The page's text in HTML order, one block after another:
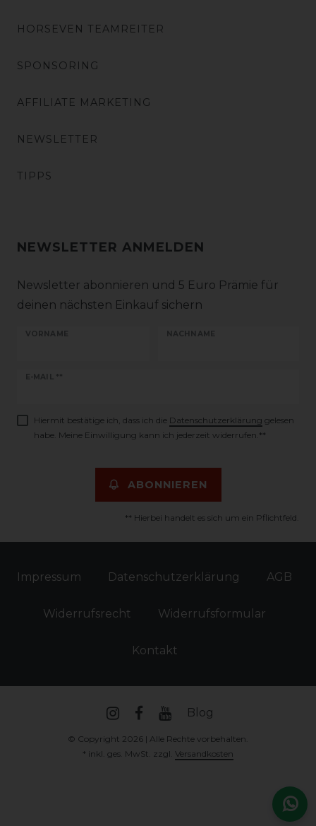
HORSEVEN TEAMREITER
SPONSORING
AFFILIATE MARKETING
NEWSLETTER
TIPPS
NEWSLETTER ANMELDEN
Newsletter abonnieren und 5 Euro Prämie für
deinen nächsten Einkauf sichern
VORNAME NACHNAME
E-MAIL **
Newsletter
Hiermit bestätige ich, dass ich die Daten­schutz­erklärung gelesen
habe. Meine Einwilligung kann ich jederzeit widerrufen.**
ABONNIEREN
** Hierbei handelt es sich um ein Pflichtfeld.
Impressum Daten­schutz­erklärung AGB
Widerrufs­recht Widerrufs­formular
Kontakt
Blog
© Copyright 2026 | Alle Rechte vorbehalten.
* inkl. ges. MwSt. zzgl. Versandkosten